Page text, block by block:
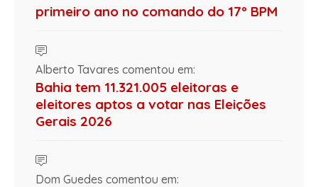
primeiro ano no comando do 17º BPM
Alberto Tavares comentou em:
Bahia tem 11.321.005 eleitoras e
eleitores aptos a votar nas Eleições
Gerais 2026
Dom Guedes comentou em: